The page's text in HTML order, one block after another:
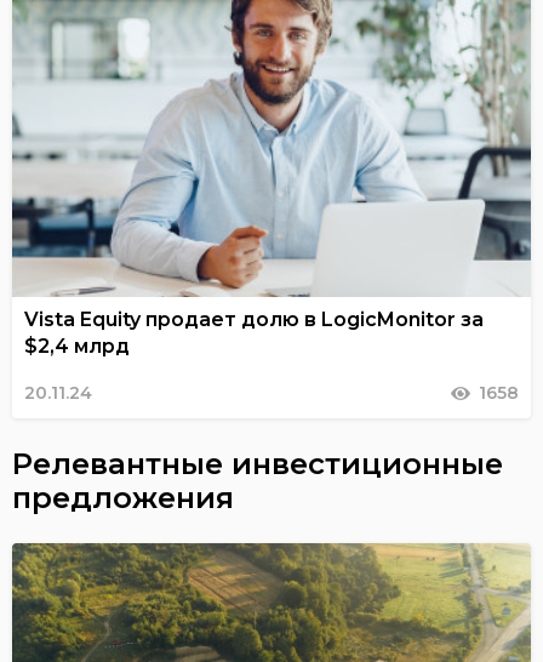
Vista Equity продает долю в LogicMonitor за
$2,4 млрд
20.11.24 1658
Релевантные инвестиционные
предложения